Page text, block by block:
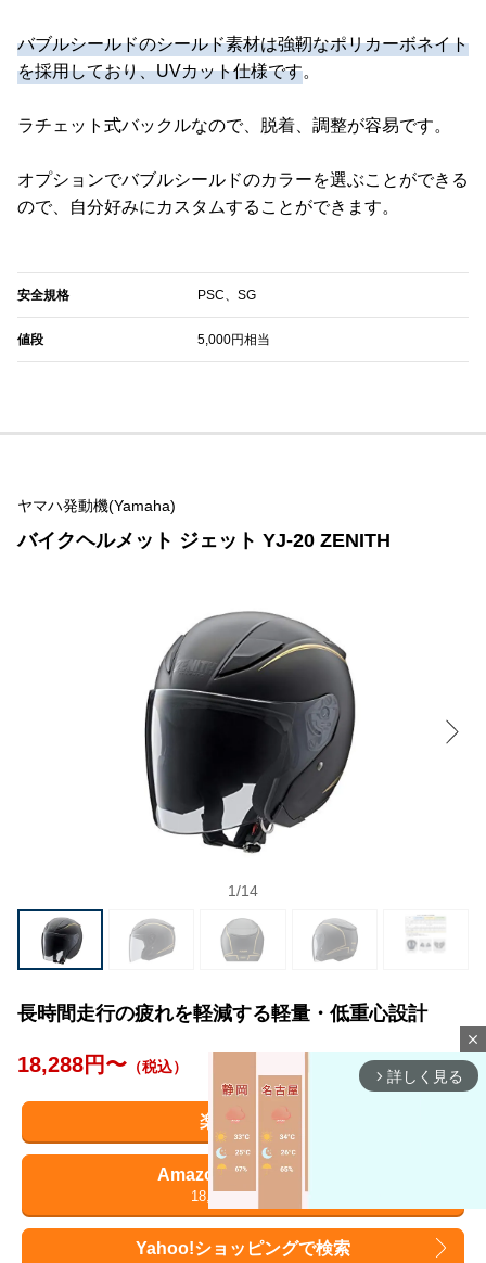
バブルシールドのシールド素材は強靭なポリカーボネイト
を採用しており、UVカット仕様です。
ラチェット式バックルなので、脱着、調整が容易です。
オプションでバブルシールドのカラーを選ぶことができる
ので、自分好みにカスタムすることができます。
安全規格 PSC、SG
値段 5,000円相当
ヤマハ発動機(Yamaha)
バイクヘルメット ジェット YJ-20 ZENITH
1/14
長時間走行の疲れを軽減する軽量・低重心設計
18,288円〜 （税込）
楽天で検索
Amazonで詳細を見る
18,288円
Yahoo!ショッピングで検索
close
arrow_forward_ios 詳しく見る